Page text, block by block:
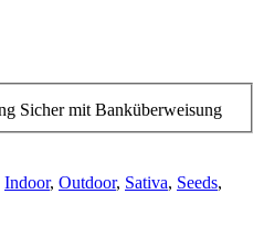
Sicher mit Banküberweisung
Indoor, Outdoor, Sativa, Seeds,